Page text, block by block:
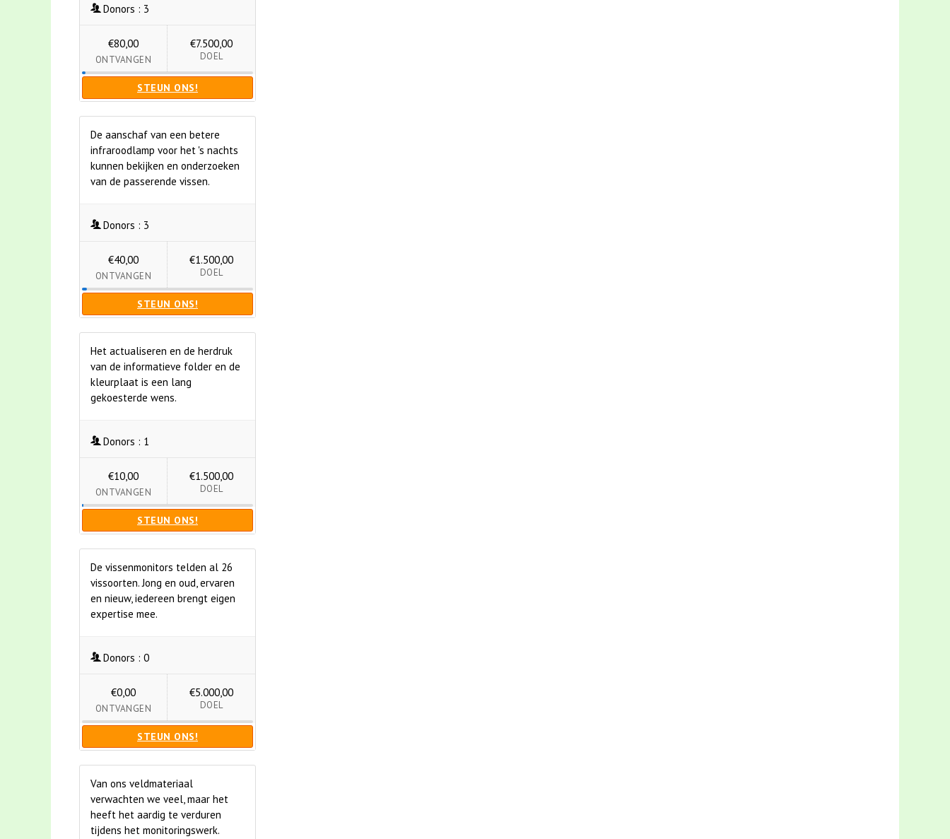
Donors : 3
€80,00
ONTVANGEN
€7.500,00
DOEL
STEUN ONS!
De aanschaf van een betere
infraroodlamp voor het 's nachts
kunnen bekijken en onderzoeken
van de passerende vissen.
Donors : 3
€40,00
ONTVANGEN
€1.500,00
DOEL
STEUN ONS!
Het actualiseren en de herdruk
van de informatieve folder en de
kleurplaat is een lang
gekoesterde wens.
Donors : 1
€10,00
ONTVANGEN
€1.500,00
DOEL
STEUN ONS!
De vissenmonitors telden al 26
vissoorten. Jong en oud, ervaren
en nieuw, iedereen brengt eigen
expertise mee.
Donors : 0
€0,00
ONTVANGEN
€5.000,00
DOEL
STEUN ONS!
Van ons veldmateriaal
verwachten we veel, maar het
heeft het aardig te verduren
tijdens het monitoringswerk.